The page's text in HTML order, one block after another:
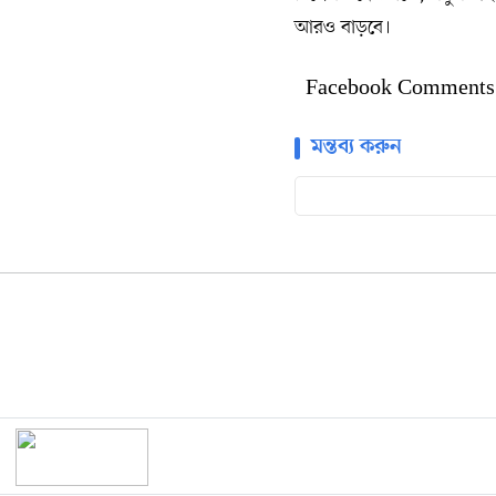
আরও বাড়বে।
Facebook
মন্তব্য করুন